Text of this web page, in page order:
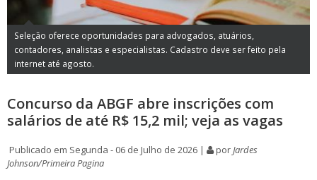
Seleção oferece oportunidades para advogados, atuários,
contadores, analistas e especialistas. Cadastro deve ser feito pela
internet até agosto.
Concurso da ABGF abre inscrições com
salários de até R$ 15,2 mil; veja as vagas
Publicado em Segunda - 06 de Julho de 2026 | porJardes
Johnson/Primeira Pagina